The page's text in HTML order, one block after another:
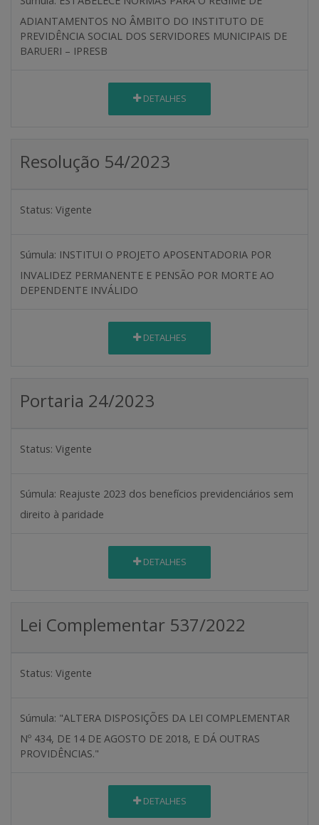
ADIANTAMENTOS NO ÂMBITO DO INSTITUTO DE
PREVIDÊNCIA SOCIAL DOS SERVIDORES MUNICIPAIS DE
BARUERI – IPRESB
DETALHES
Resolução 54/2023
Status: Vigente
Súmula: INSTITUI O PROJETO APOSENTADORIA POR
INVALIDEZ PERMANENTE E PENSÃO POR MORTE AO
DEPENDENTE INVÁLIDO
DETALHES
Portaria 24/2023
Status: Vigente
Súmula: Reajuste 2023 dos benefícios previdenciários sem
direito à paridade
DETALHES
Lei Complementar 537/2022
Status: Vigente
Súmula: "ALTERA DISPOSIÇÕES DA LEI COMPLEMENTAR
Nº 434, DE 14 DE AGOSTO DE 2018, E DÁ OUTRAS
PROVIDÊNCIAS."
DETALHES